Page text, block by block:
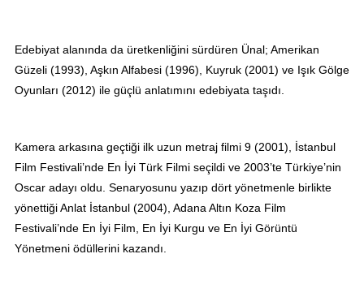
Edebiyat alanında da üretkenliğini sürdüren Ünal; Amerikan
Güzeli (1993), Aşkın Alfabesi (1996), Kuyruk (2001) ve Işık Gölge
Oyunları (2012) ile güçlü anlatımını edebiyata taşıdı.
Kamera arkasına geçtiği ilk uzun metraj filmi 9 (2001), İstanbul
Film Festivali’nde En İyi Türk Filmi seçildi ve 2003’te Türkiye’nin
Oscar adayı oldu. Senaryosunu yazıp dört yönetmenle birlikte
yönettiği Anlat İstanbul (2004), Adana Altın Koza Film
Festivali’nde En İyi Film, En İyi Kurgu ve En İyi Görüntü
Yönetmeni ödüllerini kazandı.